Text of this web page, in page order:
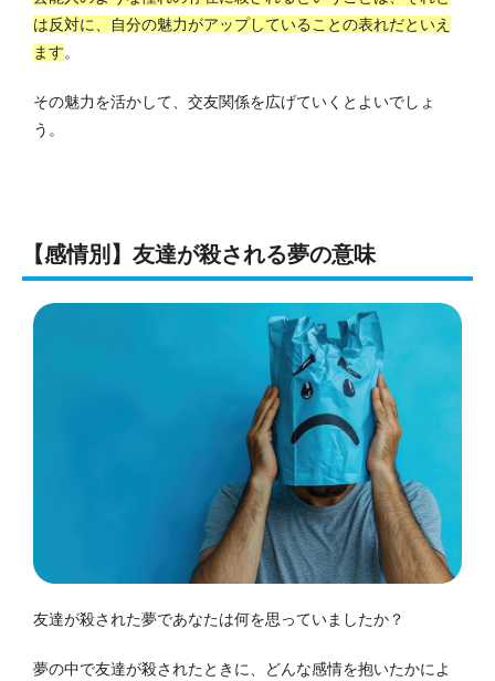
は反対に、自分の魅力がアップしていることの表れだといえ
ます。
その魅力を活かして、交友関係を広げていくとよいでしょ
う。
【感情別】友達が殺される夢の意味
友達が殺された夢であなたは何を思っていましたか？
夢の中で友達が殺されたときに、どんな感情を抱いたかによ